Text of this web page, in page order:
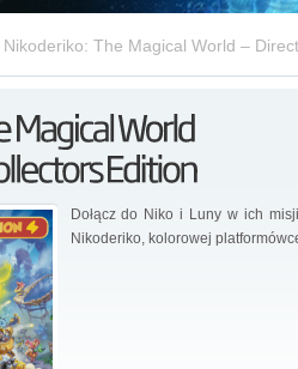
Nikoderiko: The Magical World –
Dołącz do Niko i Luny w ich
Nikoderiko, kolorowej